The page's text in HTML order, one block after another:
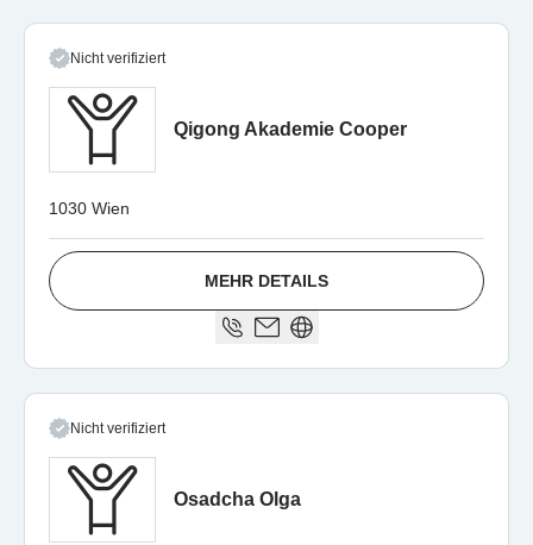
Nicht verifiziert
Qigong Akademie Cooper
1030 Wien
MEHR DETAILS
Nicht verifiziert
Osadcha Olga